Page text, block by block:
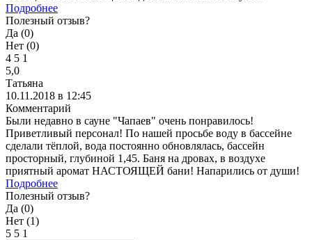
Подробнее
Полезный отзыв?
Да (0)
Нет (0)
4 5 1
5,0
Татьяна
10.11.2018 в 12:45
Комментарий
Были недавно в сауне "Чапаев" очень понравилось!
Приветливый персонал! По нашей просьбе воду в бассейне
сделали тёплой, вода постоянно обновлялась, бассейн
просторный, глубиной 1,45. Баня на дровах, в воздухе
приятный аромат НАСТОЯЩЕЙ бани! Напарились от души!
Подробнее
Полезный отзыв?
Да (0)
Нет (1)
5 5 1